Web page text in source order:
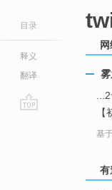
目录
释义
翻译
【
基
有